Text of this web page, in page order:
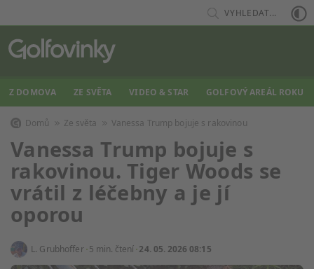
VYHLEDAT...
Z DOMOVA ZE SVĚTA VIDEO & STAR GOLFOVÝ AREÁL ROKU
Domů Ze světa Vanessa Trump bojuje s rakovinou
Vanessa Trump bojuje s
rakovinou. Tiger Woods se
vrátil z léčebny a je jí
oporou
L. Grubhoffer 5 min. čtení 24. 05. 2026 08:15